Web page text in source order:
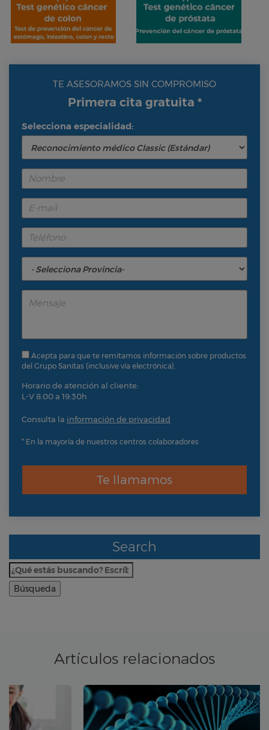
TE ASESORAMOS SIN COMPROMISO
Primera cita gratuita *
Selecciona especialidad:
Acepta para que te remitamos información sobre productos
del Grupo Sanitas (inclusive vía electrónica).
Horario de atención al cliente:
L-V 8:00 a 19:30h
Consulta la información de privacidad
* En la mayoría de nuestros centros colaboradores
Te llamamos
Search
Buscar:
Artículos relacionados